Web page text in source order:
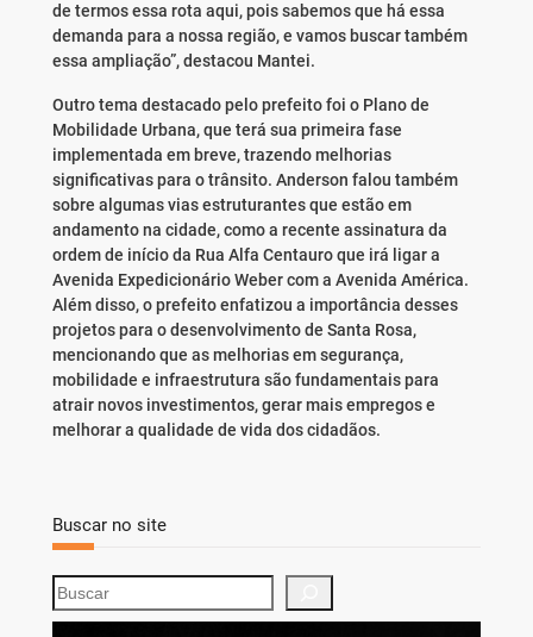
de termos essa rota aqui, pois sabemos que há essa
demanda para a nossa região, e vamos buscar também
essa ampliação”, destacou Mantei.
Outro tema destacado pelo prefeito foi o Plano de
Mobilidade Urbana, que terá sua primeira fase
implementada em breve, trazendo melhorias
significativas para o trânsito. Anderson falou também
sobre algumas vias estruturantes que estão em
andamento na cidade, como a recente assinatura da
ordem de início da Rua Alfa Centauro que irá ligar a
Avenida Expedicionário Weber com a Avenida América.
Além disso, o prefeito enfatizou a importância desses
projetos para o desenvolvimento de Santa Rosa,
mencionando que as melhorias em segurança,
mobilidade e infraestrutura são fundamentais para
atrair novos investimentos, gerar mais empregos e
melhorar a qualidade de vida dos cidadãos.
Buscar no site
S
e